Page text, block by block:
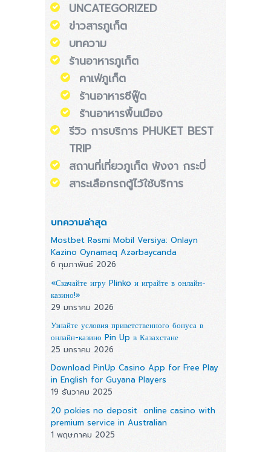
UNCATEGORIZED
ข่าวสารภูเก็ต
บทความ
ร้านอาหารภูเก็ต
คาเฟ่ภูเก็ต
ร้านอาหารซีฟู๊ด
ร้านอาหารพื้นเมือง
รีวิว การบริการ PHUKET BEST
TRIP
สถานที่เที่ยวภูเก็ต พังงา กระบี่
สาระเลือกรถตู้ไว้ใช้บริการ
บทความล่าสุด
Mostbet Rəsmi Mobil Versiya: Onlayn
Kazino Oynamaq Azərbaycanda
6 กุมภาพันธ์ 2026
«Скачайте игру Plinko и играйте в онлайн-
казино!»
29 มกราคม 2026
Узнайте условия приветственного бонуса в
онлайн-казино Pin Up в Казахстане
25 มกราคม 2026
Download PinUp Casino App for Free Play
in English for Guyana Players
19 ธันวาคม 2025
20 pokies no deposit  online casino with
premium service in Australian
1 พฤษภาคม 2025